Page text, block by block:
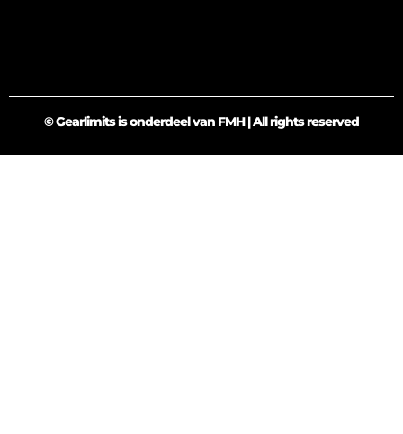
© Gearlimits is onderdeel van FMH | All rights reserved